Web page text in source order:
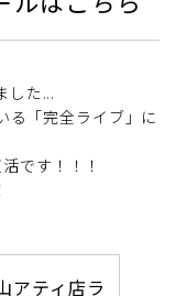
した...
る「完全ライブ」に
です！！！
アティ店ラ